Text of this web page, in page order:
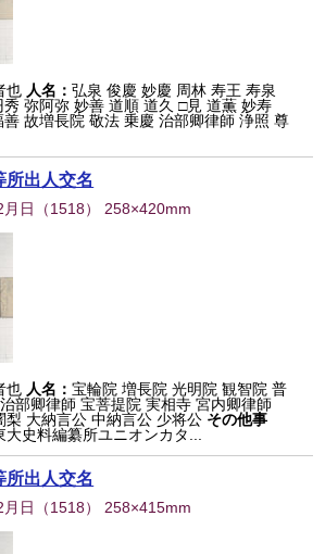
也 人名：弘泉 俊慶 妙慶 周林 寿王 寿泉
弥阿弥 妙善 道順 道久 □見 道薫 妙寿
故増長院 敬法 乗慶 治部卿律師 浄照 尊
所出人交名
日 （1518） 258×420mm
也 人名：宝輪院 増長院 光明院 観智院 普
部卿律師 宝菩提院 実相寺 宮内卿律師
梨 大納言公 中納言公 少将公 その他事
大史料編纂所ユニオンカタ...
所出人交名
日 （1518） 258×415mm